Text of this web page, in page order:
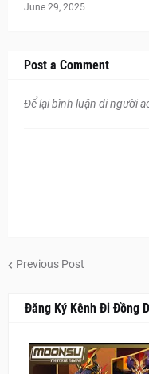
June 29, 2025
Post a Comment
Để lại bình luận đi người
Previous Post
Đăng Ký Kênh Đi Đồng